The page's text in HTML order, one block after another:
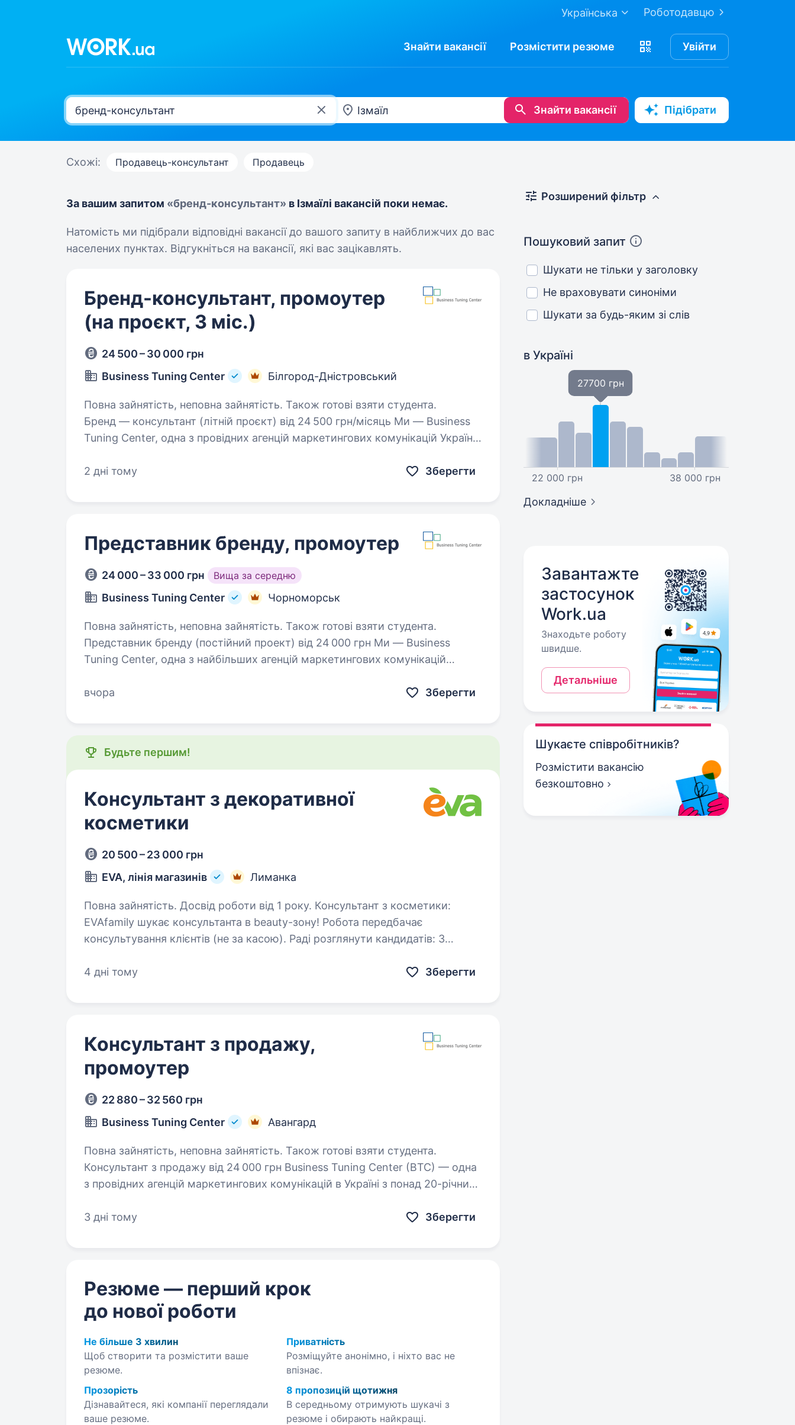
Роботодавцю
Українська
Знайти вакансії Розмістити резюме Увійти
Знайти вакансії Підібрати
Схожі: Продавець-консультант Продавець
За вашим запитом «бренд-консультант» в Ізмаїлі вакансій поки немає.
Натомість ми підібрали відповідні вакансії до вашого запиту в найближчих до вас
населених пунктах. Відгукніться на вакансії, які вас зацікавлять.
Бренд-консультант, промоутер
(на проєкт, 3 міс.)
24 500 – 30 000 грн
Business Tuning Center
Білгород-Дністровський
Повна зайнятість, неповна зайнятість. Також готові взяти студента.
Бренд — консультант (літній проєкт) від 24 500 грн/місяць Ми — Business
Tuning Center, одна з провідних агенцій маркетингових комунікацій України,
2 дні тому
Зберегти
Представник бренду, промоутер
24 000 – 33 000 грн Вища за середню
Business Tuning Center Чорноморськ
Повна зайнятість, неповна зайнятість. Також готові взяти студента.
Представник бренду (постійний проект) від 24 000 грн Ми — Business
Tuning Center, одна з найбільших агенцій маркетингових комунікацій
брендам стати…
вчора Зберегти
Будьте першим!
Консультант з декоративної
косметики
20 500 – 23 000 грн
EVA, лінія магазинів
Лиманка
Повна зайнятість. Досвід роботи від 1 року. Консультант з косметики:
EVAfamily шукає консультанта в beauty-зону! Робота передбачає
консультування клієнтів (не за касою). Раді розглянути кандидатів: З
4 дні тому
Зберегти
Консультант з продажу,
промоутер
22 880 – 32 560 грн
Business Tuning Center
Авангард
Повна зайнятість, неповна зайнятість. Також готові взяти студента.
Консультант з продажу від 24 000 грн Business Tuning Center (BTC) — одна
з провідних агенцій маркетингових комунікацій в Україні з понад 20-річним
3 дні тому
Зберегти
Резюме — перший крок
до нової роботи
Не більше 3 хвилин
Щоб створити та розмістити ваше
резюме.
Приватність
Розміщуйте анонімно, і ніхто вас не
впізнає.
Прозорість
Дізнавайтеся, які компанії переглядали
ваше резюме.
8 пропозицій щотижня
В середньому отримують шукачі з
резюме і обирають найкращі.
Розширений фільтр
Пошуковий запит
Шукати не тільки у заголовку
Не враховувати синоніми
Шукати за будь-яким зі слів
в Україні
22 000 грн
27700 грн
38 000 грн
Докладніше
Завантажте
застосунок
Work.ua
Знаходьте роботу
швидше.
Детальніше
Шукаєте співробітників?
Розмістити вакансію
безкоштовно